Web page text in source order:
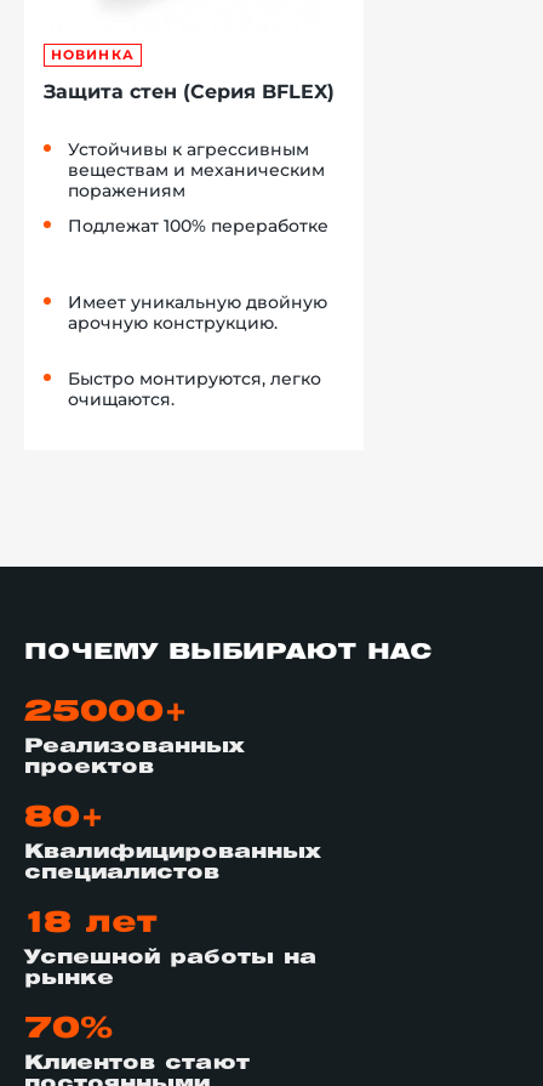
НОВИНКА
Защита стен (Серия BFLEX)
Устойчивы к агрессивным
веществам и механическим
поражениям
Подлежат 100% переработке
Имеет уникальную двойную
арочную конструкцию.
Быстро монтируются, легко
очищаются.
ПОЧЕМУ ВЫБИРАЮТ НАС
25000+
Реализованных
проектов
80+
Квалифицированных
специалистов
18 лет
Успешной работы на
рынке
70%
Клиентов стают